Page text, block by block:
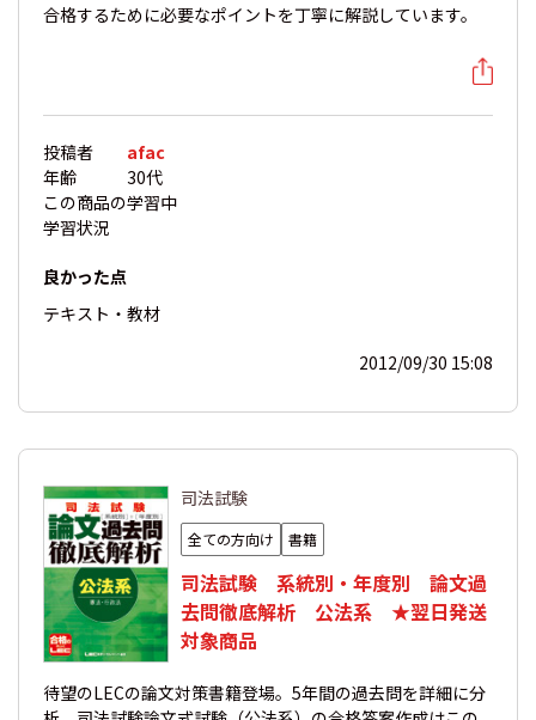
合格するために必要なポイントを丁寧に解説しています。
投稿者
afac
年齢
30代
この商品の
学習状況
学習中
良かった点
テキスト・教材
2012/09/30 15:08
司法試験
全ての方向け 書籍
司法試験 系統別・年度別 論文過
去問徹底解析 公法系 ★翌日発送
対象商品
待望のLECの論文対策書籍登場。5年間の過去問を詳細に分